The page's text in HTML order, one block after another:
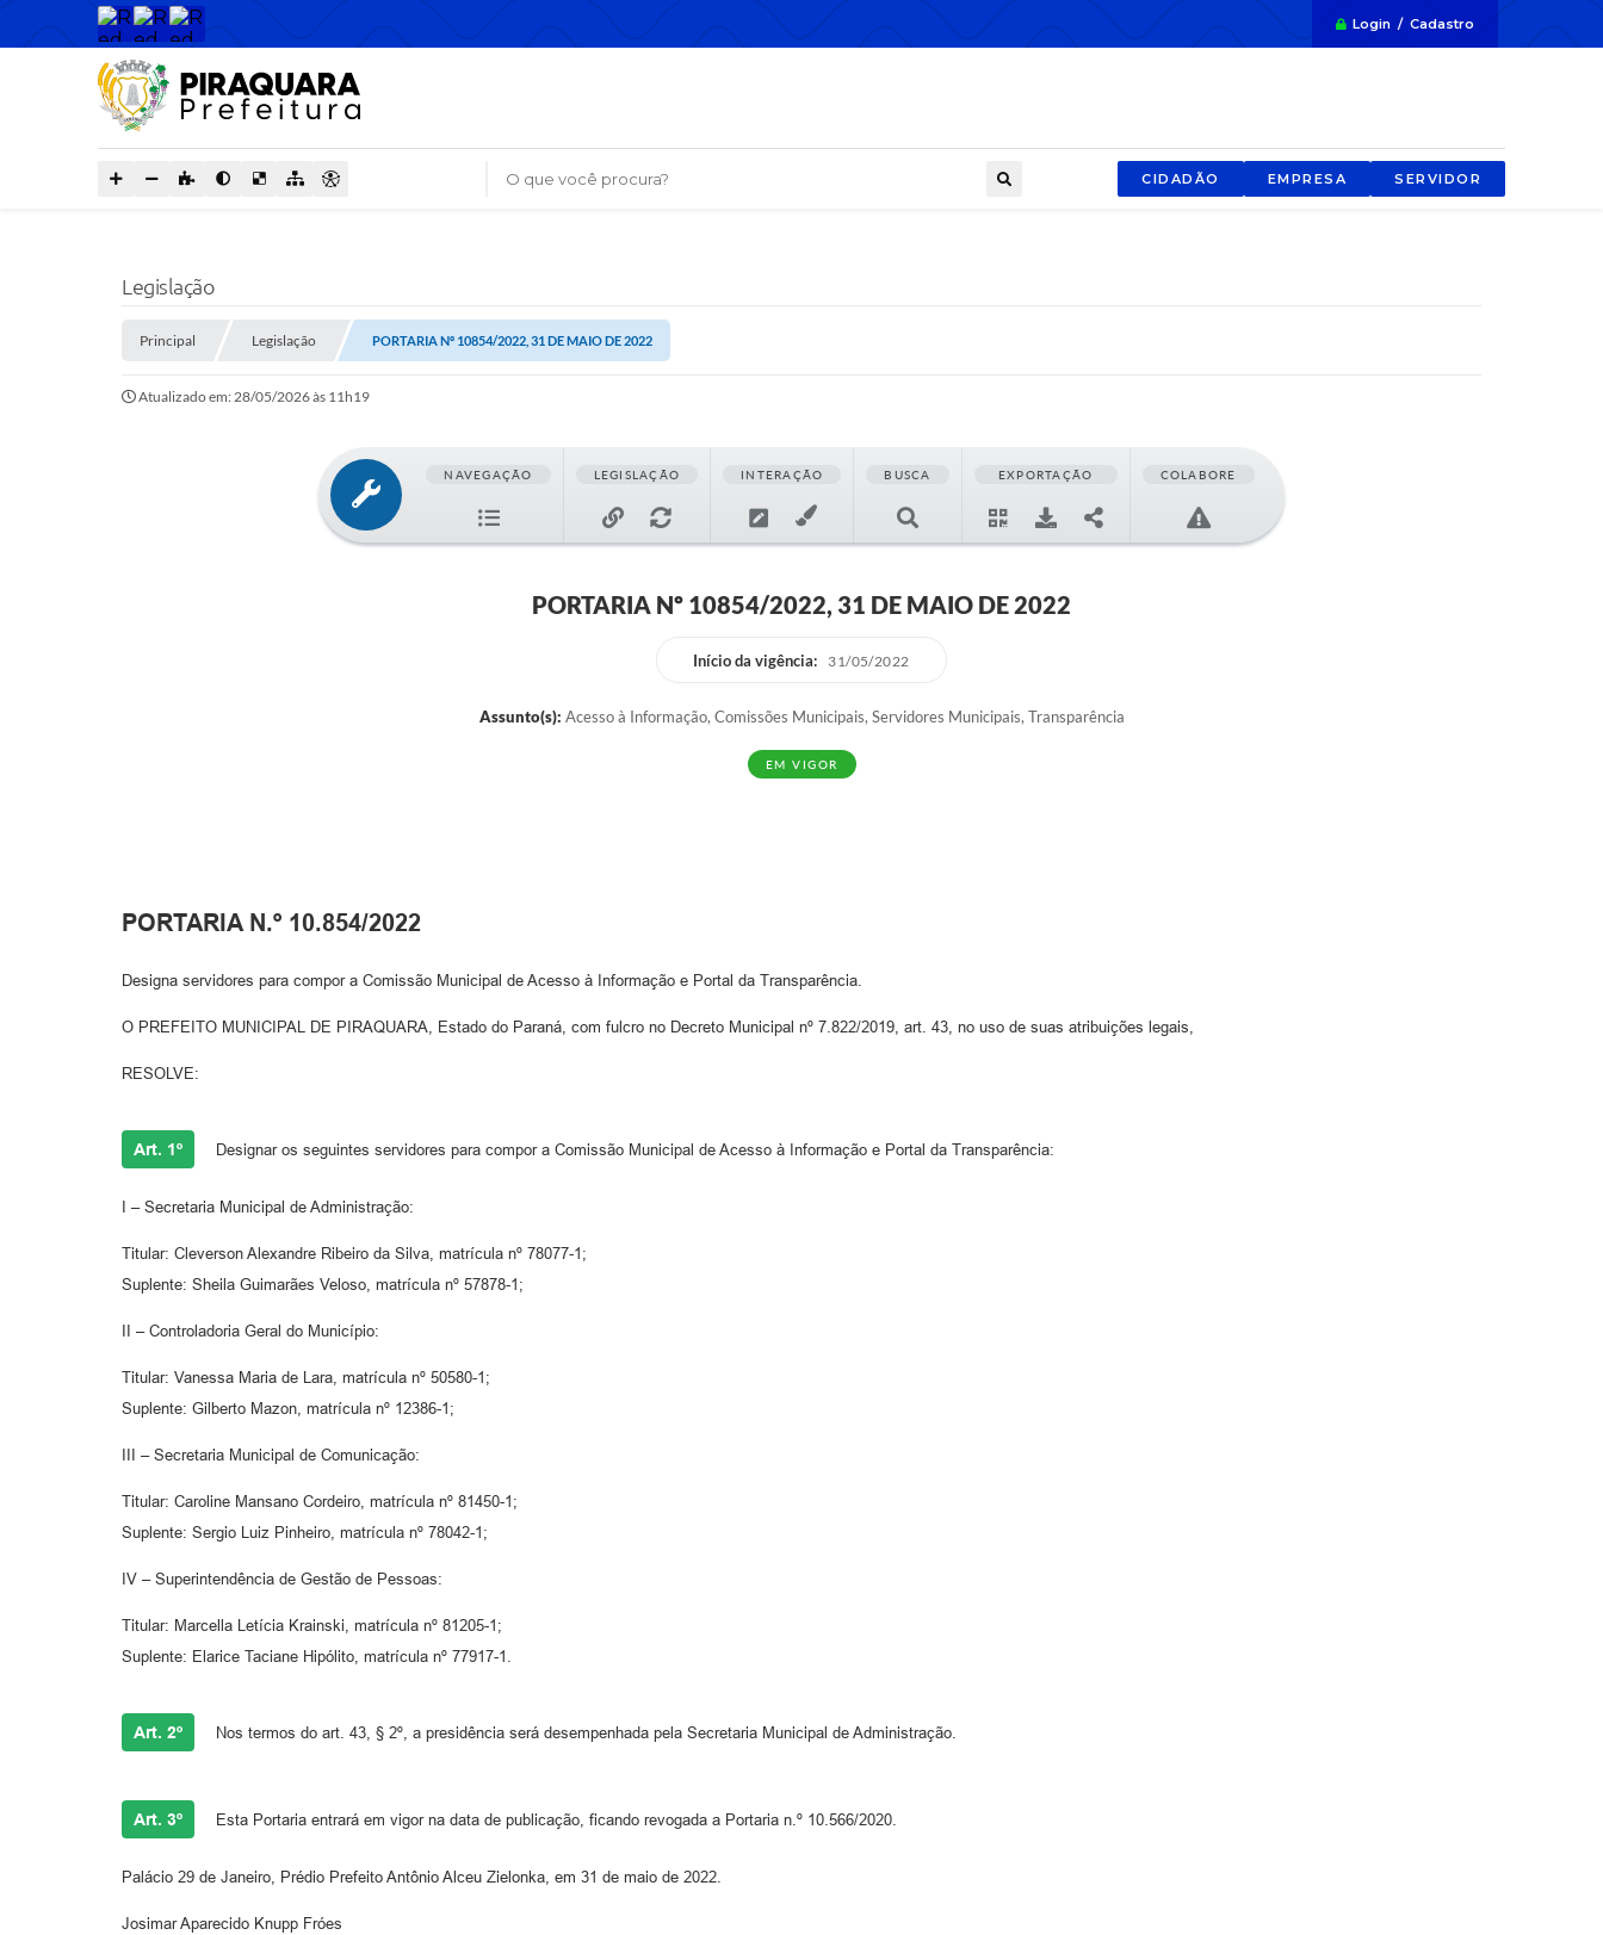
Login / Cadastro
O que você procura? CIDADÃO EMPRESA SERVIDOR
Legislação
Principal Legislação PORTARIA Nº 10854/2022, 31 DE MAIO DE 2022
Atualizado em: 28/05/2026 às 11h19
NAVEGAÇÃO LEGISLAÇÃO INTERAÇÃO BUSCA EXPORTAÇÃO COLABORE
PORTARIA Nº 10854/2022, 31 DE MAIO DE 2022
Início da vigência: 31/05/2022
Assunto(s): Acesso à Informação, Comissões Municipais, Servidores Municipais, Transparência
EM VIGOR
PORTARIA N.º 10.854/2022
Designa servidores para compor a Comissão Municipal de Acesso à Informação e Portal da Transparência.
O PREFEITO MUNICIPAL DE PIRAQUARA, Estado do Paraná, com fulcro no Decreto Municipal nº 7.822/2019, art. 43, no uso de suas atribuições legais,
RESOLVE:
Art. 1º Designar os seguintes servidores para compor a Comissão Municipal de Acesso à Informação e Portal da Transparência:
I – Secretaria Municipal de Administração:
Titular: Cleverson Alexandre Ribeiro da Silva, matrícula nº 78077-1;
Suplente: Sheila Guimarães Veloso, matrícula nº 57878-1;
II – Controladoria Geral do Município:
Titular: Vanessa Maria de Lara, matrícula nº 50580-1;
Suplente: Gilberto Mazon, matrícula nº 12386-1;
III – Secretaria Municipal de Comunicação:
Titular: Caroline Mansano Cordeiro, matrícula nº 81450-1;
Suplente: Sergio Luiz Pinheiro, matrícula nº 78042-1;
IV – Superintendência de Gestão de Pessoas:
Titular: Marcella Letícia Krainski, matrícula nº 81205-1;
Suplente: Elarice Taciane Hipólito, matrícula nº 77917-1.
Art. 2º Nos termos do art. 43, § 2º, a presidência será desempenhada pela Secretaria Municipal de Administração.
Art. 3º Esta Portaria entrará em vigor na data de publicação, ficando revogada a Portaria n.º 10.566/2020.
Palácio 29 de Janeiro, Prédio Prefeito Antônio Alceu Zielonka, em 31 de maio de 2022.
Josimar Aparecido Knupp Fróes